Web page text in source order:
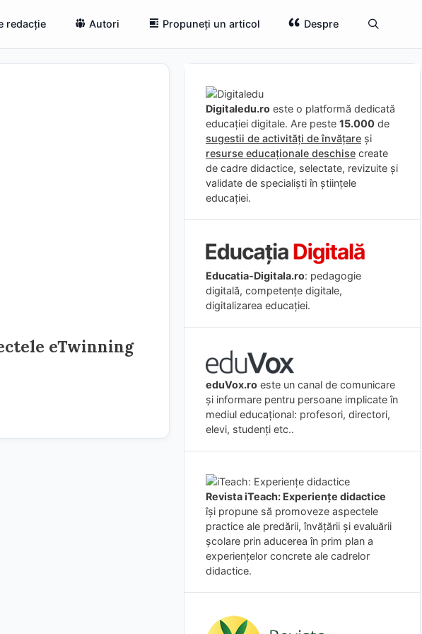
redacție Autori Propuneți un articol Despre
eTwinning
Digitaledu.ro este o platformă dedicată
educației digitale. Are peste 15.000 de
sugestii de activități de învățare și
resurse educaționale deschise create
de cadre didactice, selectate, revizuite și
validate de specialiști în științele
educației.
Educatia-Digitala.ro: pedagogie
digitală, competențe digitale,
digitalizarea educației.
eduVox.ro este un canal de comunicare
și informare pentru persoane implicate în
mediul educațional: profesori, directori,
elevi, studenți etc..
Revista iTeach: Experienţe didactice
îşi propune să promoveze aspectele
practice ale predării, învăţării şi evaluării
şcolare prin aducerea în prim plan a
experienţelor concrete ale cadrelor
didactice.